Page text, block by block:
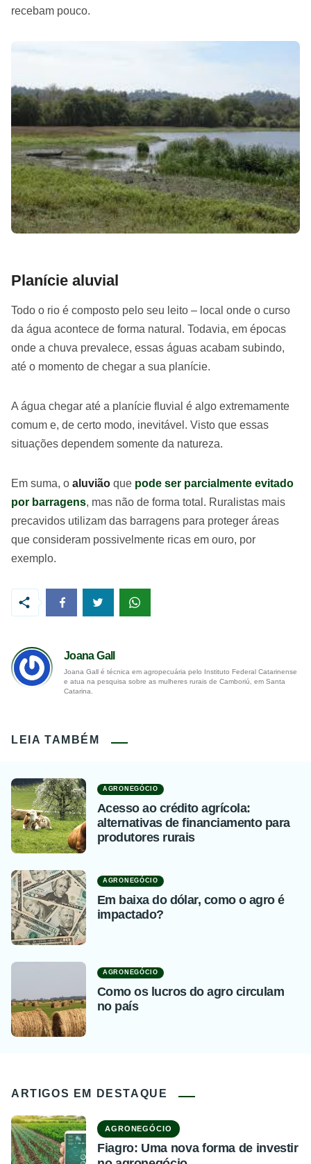
recebam pouco.
Planície aluvial
Todo o rio é composto pelo seu leito – local onde o curso
da água acontece de forma natural. Todavia, em épocas
onde a chuva prevalece, essas águas acabam subindo,
até o momento de chegar a sua planície.
A água chegar até a planície fluvial é algo extremamente
comum e, de certo modo, inevitável. Visto que essas
situações dependem somente da natureza.
Em suma, o aluvião que pode ser parcialmente evitado
por barragens, mas não de forma total. Ruralistas mais
precavidos utilizam das barragens para proteger áreas
que consideram possivelmente ricas em ouro, por
exemplo.
Joana Gall
Joana Gall é técnica em agropecuária pelo Instituto Federal Catarinense
e atua na pesquisa sobre as mulheres rurais de Camboriú, em Santa
Catarina.
LEIA TAMBÉM
AGRONEGÓCIO
Acesso ao crédito agrícola:
alternativas de financiamento para
produtores rurais
AGRONEGÓCIO
Em baixa do dólar, como o agro é
impactado?
AGRONEGÓCIO
Como os lucros do agro circulam
no país
ARTIGOS EM DESTAQUE
AGRONEGÓCIO
Fiagro: Uma nova forma de investir